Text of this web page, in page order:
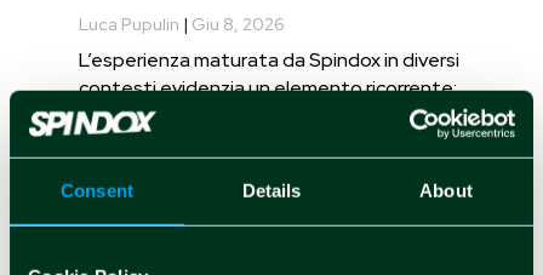
Consent Details About
Luca Pupulin | Giu 8, 2026
L’esperienza maturata da Spindox in diversi
contesti evidenzia un elemento ricorrente:
le criticità più rilevanti non nascono dalla
tecnologia, ma dalla mancanza di una
dell’osservabilità.